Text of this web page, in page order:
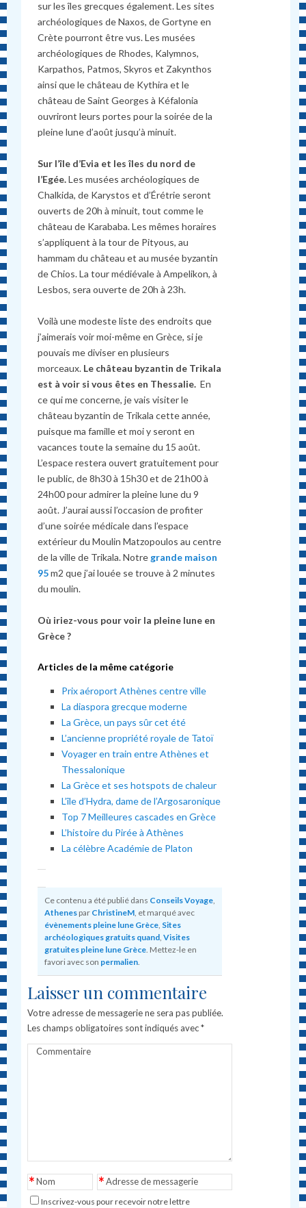
sur les îles grecques également. Les sites
archéologiques de Naxos, de Gortyne en
Crète pourront être vus. Les musées
archéologiques de Rhodes, Kalymnos,
Karpathos, Patmos, Skyros et Zakynthos
ainsi que le château de Kythira et le
château de Saint Georges à Kéfalonia
ouvriront leurs portes pour la soirée de la
pleine lune d’août jusqu’à minuit.
Sur l’île d’Evia et les îles du nord de
l’Egée.Les musées archéologiques de
Chalkida, de Karystos et d’Érétrie seront
ouverts de 20h à minuit, tout comme le
château de Karababa. Les mêmes horaires
s’appliquent à la tour de Pityous, au
hammam du château et au musée byzantin
de Chios. La tour médiévale à Ampelikon, à
Lesbos, sera ouverte de 20h à 23h.
Voilà une modeste liste des endroits que
j’aimerais voir moi-même en Grèce, si je
pouvais me diviser en plusieurs
morceaux. Le château byzantin de Trikala
est à voir si vous êtes en Thessalie. En
ce qui me concerne, je vais visiter le
château byzantin de Trikala cette année,
puisque ma famille et moi y seront en
vacances toute la semaine du 15 août.
L’espace restera ouvert gratuitement pour
le public, de 8h30 à 15h30 et de 21h00 à
24h00 pour admirer la pleine lune du 9
août. J’aurai aussi l’occasion de profiter
d’une soirée médicale dans l’espace
extérieur du Moulin Matzopoulos au centre
de la ville de Trikala. Notre grande maison
95m2 que j’ai louée se trouve à 2 minutes
du moulin.
Où iriez-vous pour voir la pleine lune en
Grèce ?
Articles de la même catégorie
Prix aéroport Athènes centre ville
La diaspora grecque moderne
La Grèce, un pays sûr cet été
L’ancienne propriété royale de Tatoï
Voyager en train entre Athènes et
Thessalonique
La Grèce et ses hotspots de chaleur
L’île d’Hydra, dame de l’Argosaronique
Top 7 Meilleures cascades en Grèce
L’histoire du Pirée à Athènes
La célèbre Académie de Platon
Ce contenu a été publié dans Conseils Voyage
Athenes par ChristineM , et marqué avec
évènements pleine lune Grèce Sites
archéologiques gratuits quand ,Visites
gratuites pleine lune Grèce . Mettez-le en
favori avec son permalien
Laisser un commentaire
Votre adresse de messagerie ne sera pas publiée.
Les champs obligatoires sont indiqués avec*
Commentaire
Nom
* Adresse de messagerie
*
Inscrivez-vous pour recevoir notre lettre